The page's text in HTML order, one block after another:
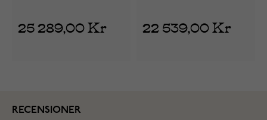
25 289,00 Kr 22 539,00 Kr
RECENSIONER